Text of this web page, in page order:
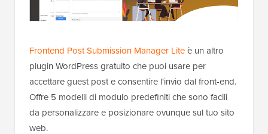
Frontend Post Submission Manager Liteè un altro
plugin WordPress gratuito che puoi usare per
accettare guest post e consentire l'invio dal front-end.
Offre 5 modelli di modulo predefiniti che sono facili
da personalizzare e posizionare ovunque sul tuo sito
web.